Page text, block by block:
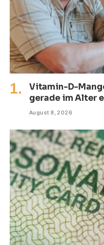
Vitamin-D-
gerade im Alter
August 8, 2026